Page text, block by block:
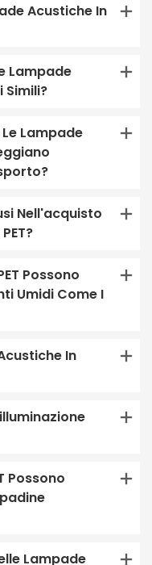
Acustiche In
Lampade
Simili?
Lampade
Nell'acquisto
Possono
Umidi Come I
In
Possono
Lampade